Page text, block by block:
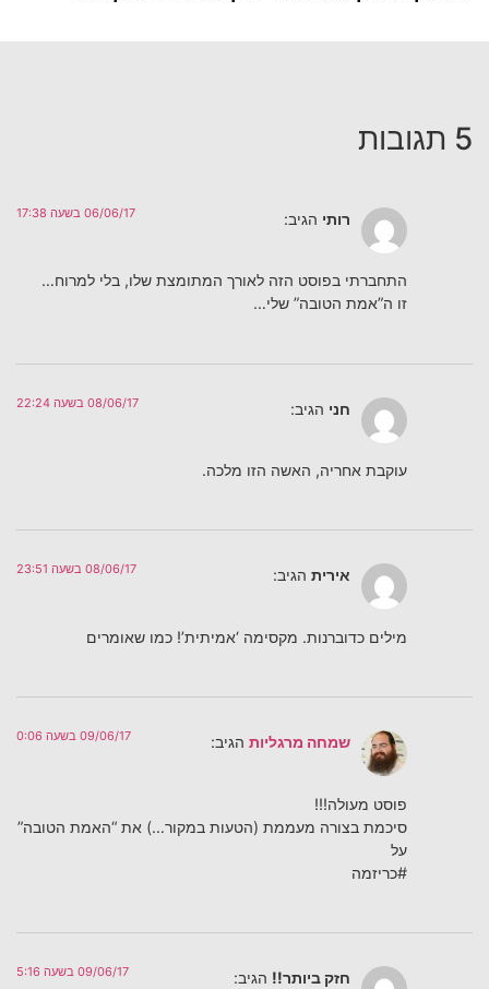
5 תגובות
רותי הגיב: 06/06/17 בשעה 17:38
התחברתי בפוסט הזה לאורך המתומצת שלו, בלי למרוח…
זו ה”אמת הטובה” שלי…
חני הגיב: 08/06/17 בשעה 22:24
עוקבת אחריה, האשה הזו מלכה.
אירית הגיב: 08/06/17 בשעה 23:51
מילים כדוברנות. מקסימה ‘אמיתית’! כמו שאומרים
שמחה מרגליות הגיב: 09/06/17 בשעה 0:06
פוסט מעולה!!!
סיכמת בצורה מעממת (הטעות במקור…) את “האמת הטובה”
על
#כריזמה
חזק ביותר!! הגיב: 09/06/17 בשעה 5:16